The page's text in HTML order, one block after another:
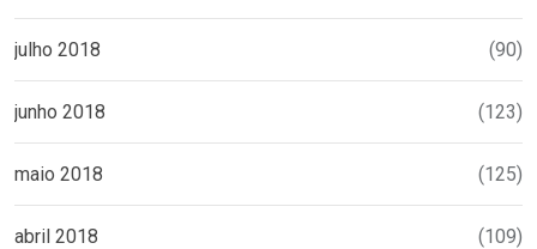
julho 2018 (90)
junho 2018 (123)
maio 2018 (125)
abril 2018 (109)